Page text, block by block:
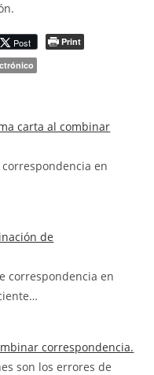
Post
Print
carta al combinar
en
de
correspondencia en
correspondencia.
son los errores de